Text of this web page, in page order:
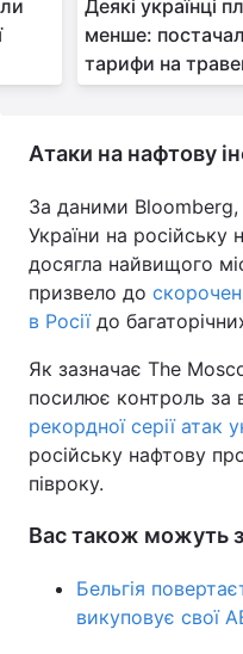
Деякі українці
менше:
тарифи на
Атаки на нафтову
За даними Bloomberg,
України на російську
досягла найвищого
призвело до
в Росіїдо
Як зазначає The
посилює контроль за
рекордної серії атак
російську нафтову
півроку.
Вас також можуть
Бельгія
викуповує свої